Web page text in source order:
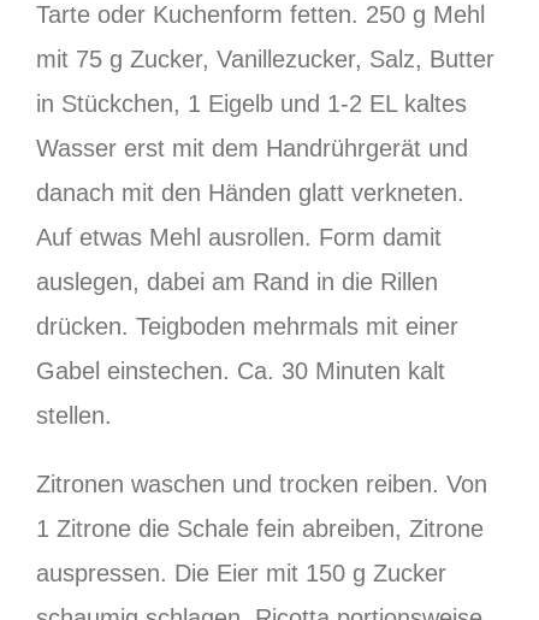
Tarte oder Kuchenform fetten. 250 g Mehl
mit 75 g Zucker, Vanillezucker, Salz, Butter
in Stückchen, 1 Eigelb und 1-2 EL kaltes
Wasser erst mit dem Handrührgerät und
danach mit den Händen glatt verkneten.
Auf etwas Mehl ausrollen. Form damit
auslegen, dabei am Rand in die Rillen
drücken. Teigboden mehrmals mit einer
Gabel einstechen. Ca. 30 Minuten kalt
stellen.
Zitronen waschen und trocken reiben. Von
1 Zitrone die Schale fein abreiben, Zitrone
auspressen. Die Eier mit 150 g Zucker